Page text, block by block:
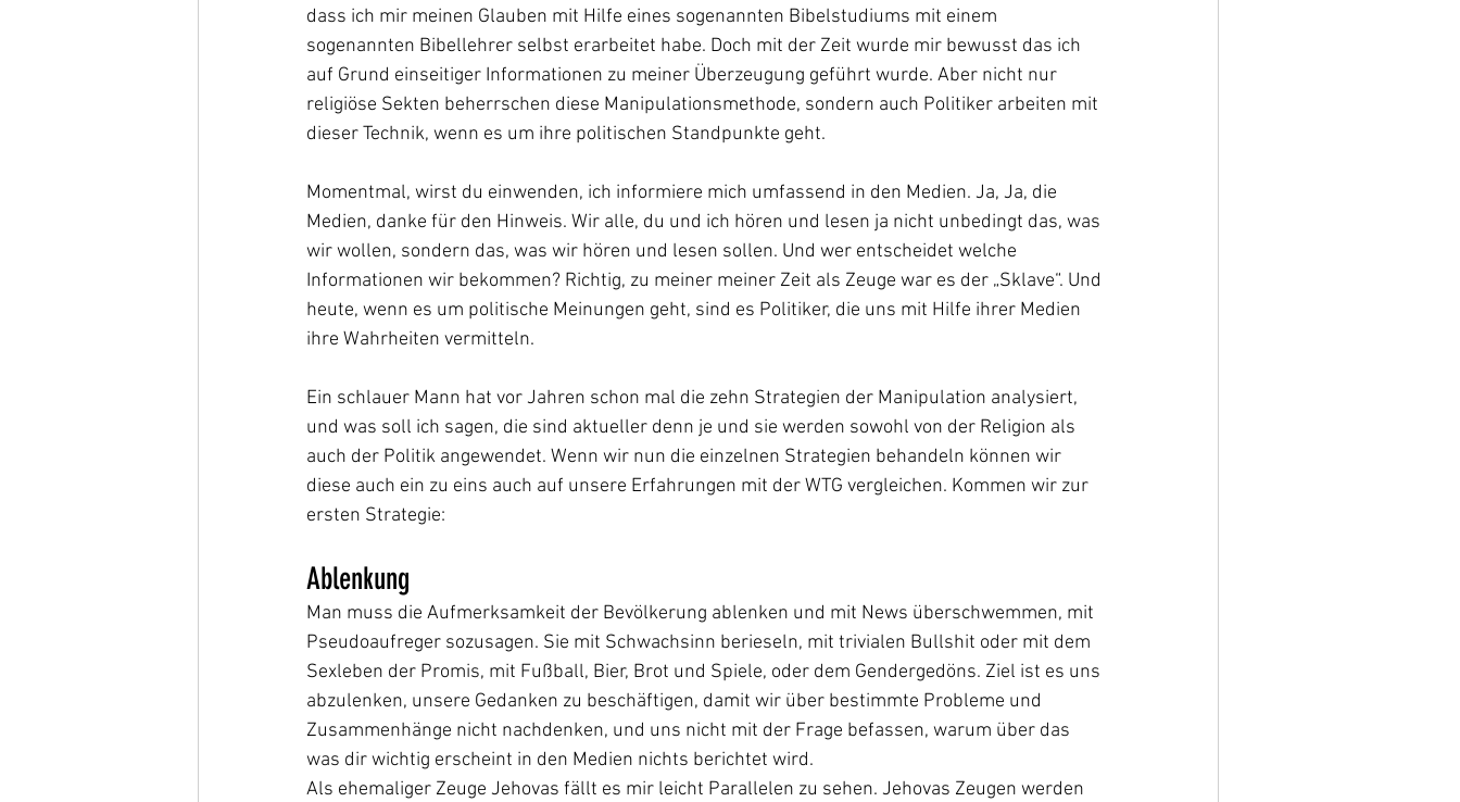
dass ich mir meinen Glauben mit Hilfe eines sogenannten Bibelstudiums mit einem
sogenannten Bibellehrer selbst erarbeitet habe. Doch mit der Zeit wurde mir bewusst das ich
auf Grund einseitiger Informationen zu meiner Überzeugung geführt wurde. Aber nicht nur
religiöse Sekten beherrschen diese Manipulationsmethode, sondern auch Politiker arbeiten mit
dieser Technik, wenn es um ihre politischen Standpunkte geht.
Momentmal, wirst du einwenden, ich informiere mich umfassend in den Medien. Ja, Ja, die
Medien, danke für den Hinweis. Wir alle, du und ich hören und lesen ja nicht unbedingt das, was
wir wollen, sondern das, was wir hören und lesen sollen. Und wer entscheidet welche
Informationen wir bekommen? Richtig, zu meiner meiner Zeit als Zeuge war es der „Sklave“. Und
heute, wenn es um politische Meinungen geht, sind es Politiker, die uns mit Hilfe ihrer Medien
ihre Wahrheiten vermitteln.
Ein schlauer Mann hat vor Jahren schon mal die zehn Strategien der Manipulation analysiert,
und was soll ich sagen, die sind aktueller denn je und sie werden sowohl von der Religion als
auch der Politik angewendet. Wenn wir nun die einzelnen Strategien behandeln können wir
diese auch ein zu eins auch auf unsere Erfahrungen mit der WTG vergleichen. Kommen wir zur
ersten Strategie:
Ablenkung
Man muss die Aufmerksamkeit der Bevölkerung ablenken und mit News überschwemmen, mit
Pseudoaufreger sozusagen. Sie mit Schwachsinn berieseln, mit trivialen Bullshit oder mit dem
Sexleben der Promis, mit Fußball, Bier, Brot und Spiele, oder dem Gendergedöns. Ziel ist es uns
abzulenken, unsere Gedanken zu beschäftigen, damit wir über bestimmte Probleme und
Zusammenhänge nicht nachdenken, und uns nicht mit der Frage befassen, warum über das
was dir wichtig erscheint in den Medien nichts berichtet wird.
Als ehemaliger Zeuge Jehovas fällt es mir leicht Parallelen zu sehen. Jehovas Zeugen werden